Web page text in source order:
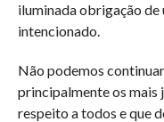
iluminada obrigação de
intencionado.
Não podemos
principalmente os mais
respeito a todos e que